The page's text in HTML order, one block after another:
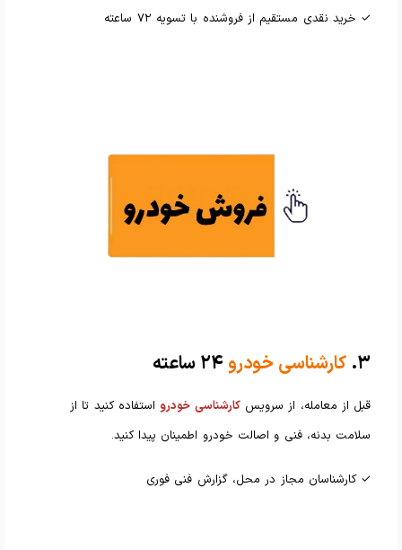
✓ خرید نقدی مستقیم از فروشنده با تسویه ۷۲ ساعته
۳. کارشناسی خودرو۲۴ ساعته
قبل از معامله، از سرویسکارشناسی خودرواستفاده کنید تا از
سلامت بدنه، فنی و اصالت خودرو اطمینان پیدا کنید.
✓ کارشناسان مجاز در محل، گزارش فنی فوری